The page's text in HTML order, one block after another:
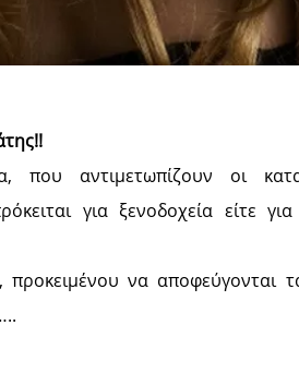
που αντιμετωπίζουν οι
για ξενοδοχεία είτε για
προκειμένου να αποφεύγονται